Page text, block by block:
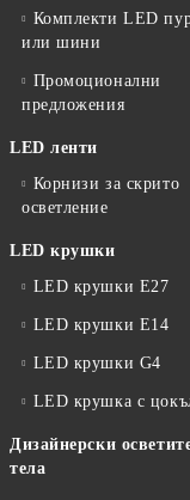
Комплекти LED
или шини
Промоционални
предложения
LED ленти
Корнизи за скрито
осветление
LED крушки
LED крушки E27
LED крушки E14
LED крушки G4
LED крушка с
Дизайнерски
тела